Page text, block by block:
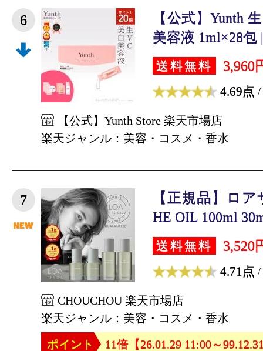
6
【公式】Yunth
美容液 1ml×28包
送料無料 3,960
4.69点 /
【公式】Yunth Store 楽天市場店
楽天ジャンル：美容・コスメ・香水
7
【正規品】ロ
HE OIL 100ml
送料無料 3,520
4.71点 /
CHOUCHOU 楽天市場店
楽天ジャンル：美容・コスメ・香水
ポイント
11倍【26.01.29 11:00～